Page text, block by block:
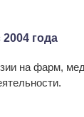
года
на фарм,